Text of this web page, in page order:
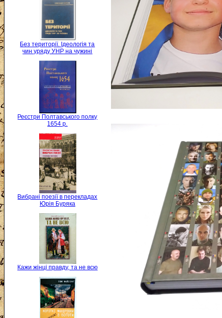
Без території. Ідеологія та
чин уряду УНР на чужині
Реєстри Полтавського полку
1654 р.
Вибрані поезії в перекладах
Юрія Буряка
Кажи жінці правду, та не всю